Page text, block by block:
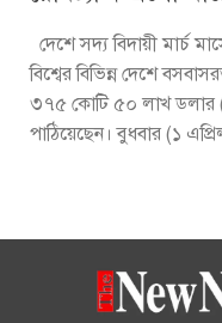
দেশে সদ্য বিদায়ী মার্চ
বিশ্বের বিভিন্ন দেশে
৩৭৫ কোটি ৫০ লাখ ডলার
পাঠিয়েছেন। বুধবার (১